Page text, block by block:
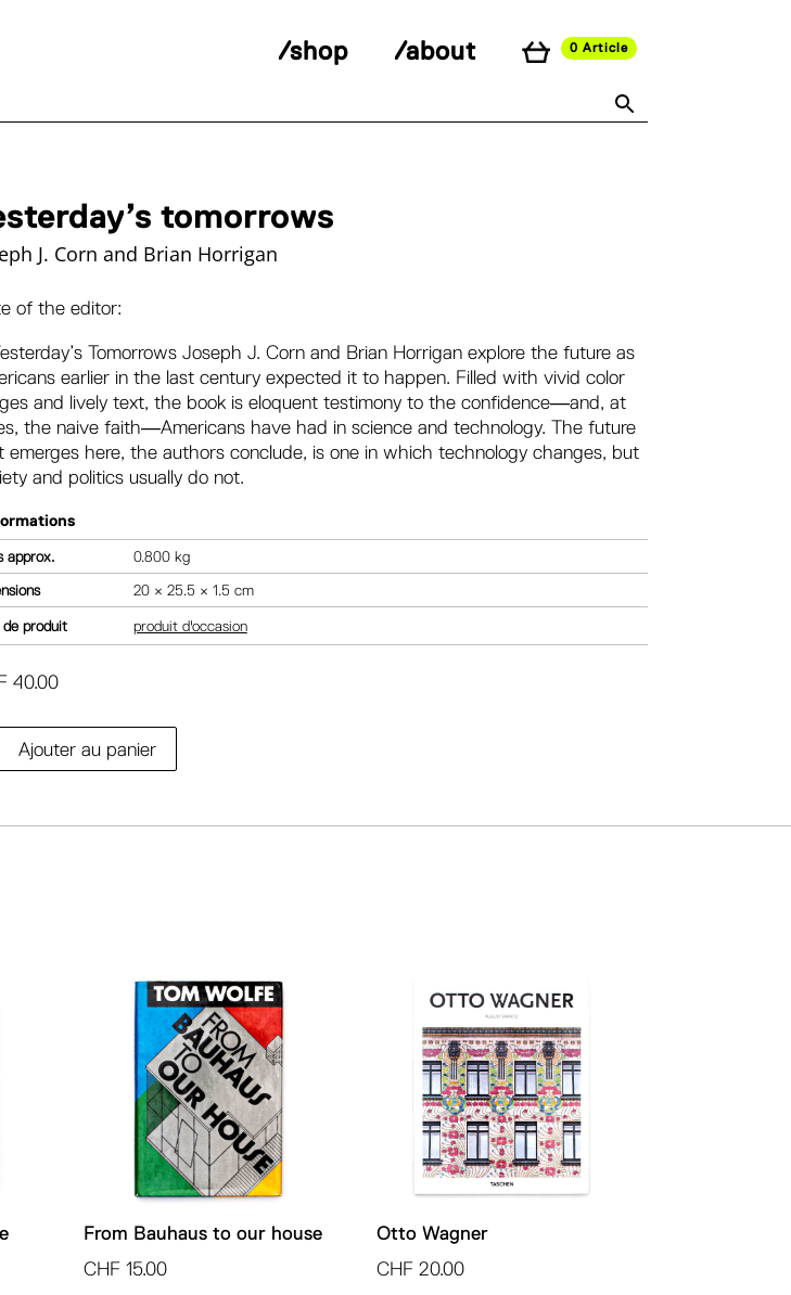
/shop /about 0 Article
tomorrows
J. Corn and Brian Horrigan
of the editor:
TomorrowsJoseph J. Corn and Brian Horrigan explore the future as
earlier in the last century expected it to happen. Filled with vivid color
and lively text, the book is eloquent testimony to the confidence―and, at
the naive faith―Americans have had in science and technology. The future
emerges here, the authors conclude, is one in which technology changes, but
and politics usually do not.
0.800 kg
20 × 25.5 × 1.5 cm
produit produit d'occasion
40.00
Ajouter au panier
l
e
v
e
:
From Bauhaus to our house
CHF 15.00
Otto Wagner
CHF 20.00